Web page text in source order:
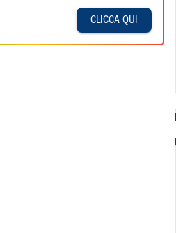
CLICCA QUI